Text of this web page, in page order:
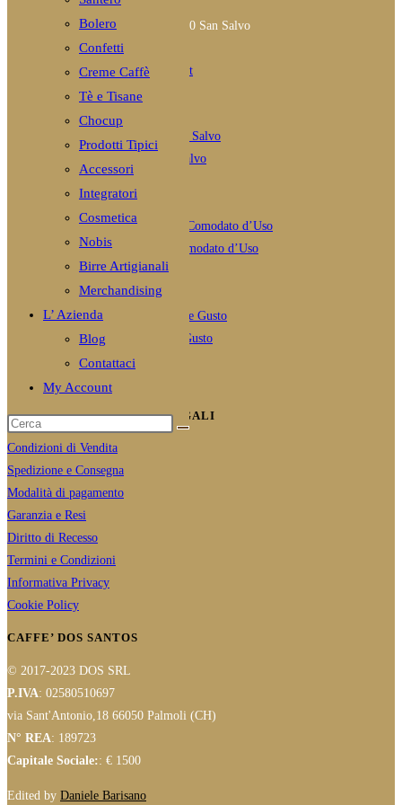
Bolero
Confetti
Creme Caffè
Tè e Tisane
Chocup
Prodotti Tipici
Accessori
Integratori
Cosmetica
Nobis
Birre Artigianali
Merchandising
L’ Azienda
Blog
Contattaci
My Account
Indirizzovia Grasceta,2 66050 San Salvo
Telefono(+39) 379 2630472
in
Email: info@caffedossantos.itOpens
application
POST RECENTI
Vendita Caffè Vasto e San Salvo
0 Comments
Caffè Borbone macchina Comodato d’Uso
Novembre 8, 2020/
1 Comment
Capsule Compatibili Dolce Gusto
Novembre 8, 2020
0 Comments
INFORMAZIONI E NOTE LEGALI
Condizioni di Vendita
Spedizione e Consegna
Modalità di pagamento
Garanzia e Resi
Diritto di Recesso
Termini e Condizioni
Informativa Privacy
Cookie Policy
CAFFE’ DOS SANTOS
© 2017-2023 DOS SRL
P.IVA: 02580510697
via Sant'Antonio,18 66050 Palmoli (CH)
N° REA: 189723
Capitale Sociale:: € 1500
Edited by Daniele Barisano